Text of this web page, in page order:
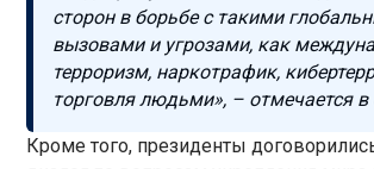
сторон в борьбе с такими
вызовами и угрозами, как
терроризм, наркотрафик,
торговля людьми», – отмечается
Кроме того, президенты